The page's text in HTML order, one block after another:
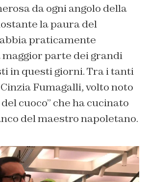
da ogni angolo della
la paura del
praticamente
maggior parte dei grandi
in questi giorni. Tra i tanti
Fumagalli, volto noto
cuoco” che ha cucinato
del maestro napoletano.